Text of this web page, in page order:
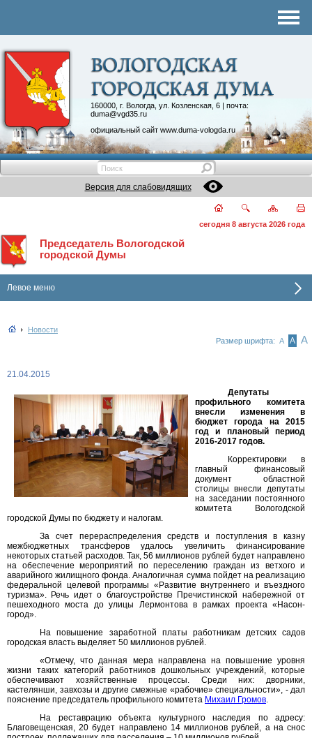
160000, г. Вологда, ул. Козленская, 6 | почта:
duma@vgd35.ru
официальный сайт www.duma-vologda.ru
Контакты
Депутатские объединения
Версия для слабовидящих
сегодня 8 августа 2026 года
Председатель Вологодской
городской Думы
Левое меню
Новости
Размер шрифта: А А А
21.04.2015
Депутаты
профильного комитета
внесли изменения в
бюджет города на 2015
год и плановый период
2016-2017 годов.
Корректировки в
главный финансовый
документ областной
столицы внесли депутаты
на заседании постоянного
комитета Вологодской
городской Думы по бюджету и налогам.
За счет перераспределения средств и поступления в казну
межбюджетных трансферов удалось увеличить финансирование
некоторых статьей расходов. Так, 56 миллионов рублей будет направлено
на обеспечение мероприятий по переселению граждан из ветхого и
аварийного жилищного фонда. Аналогичная сумма пойдет на реализацию
федеральной целевой программы «Развитие внутреннего и въездного
туризма». Речь идет о благоустройстве Пречистинской набережной от
пешеходного моста до улицы Лермонтова в рамках проекта «Насон-
город».
На повышение заработной платы работникам детских садов
городская власть выделяет 50 миллионов рублей.
«Отмечу, что данная мера направлена на повышение уровня
жизни таких категорий работников дошкольных учреждений, которые
обеспечивают хозяйственные процессы. Среди них: дворники,
кастелянши, завхозы и другие смежные «рабочие» специальности», - дал
пояснение председатель профильного комитета Михаил Громов.
На реставрацию объекта культурного наследия по адресу:
Благовещенская, 20 будет направлено 14 миллионов рублей, а на снос